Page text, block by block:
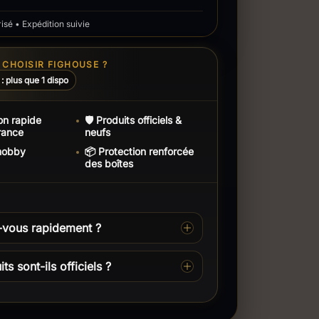
• Expédition suivie
FIGHOUSE ?
plus que 1 dispo
rapide
🛡️ Produits officiels &
neufs
📦 Protection renforcée
des boîtes
rapidement ?
sont-ils officiels ?